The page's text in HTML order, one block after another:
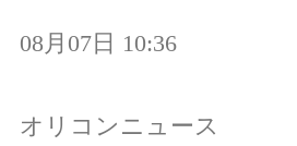
08月07日 10:36
オリコンニュース